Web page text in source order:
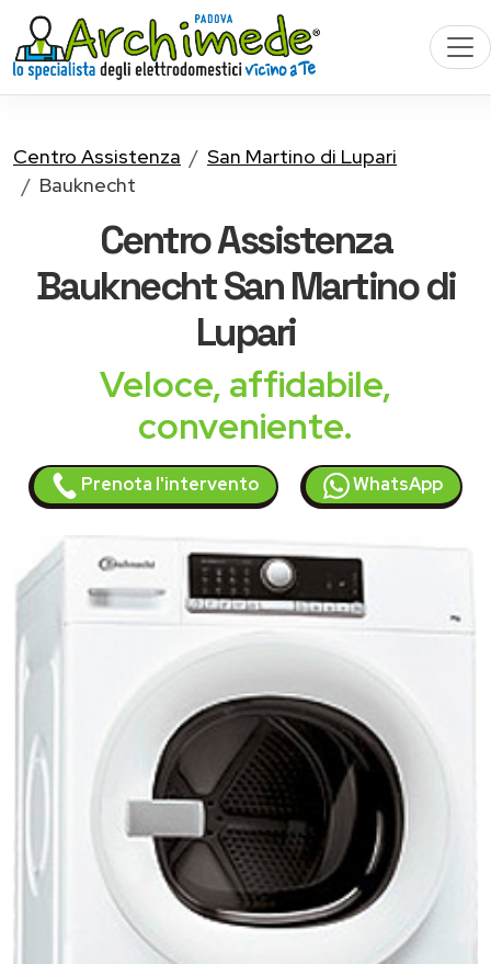
Centro Assistenza
San Martino di Lupari
Bauknecht
Centro Assistenza
BauknechtSan Martino di
Lupari
Veloce, affidabile,
conveniente.
Prenota l'intervento WhatsApp